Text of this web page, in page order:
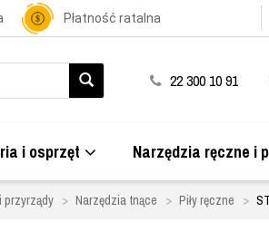
Płatność ratalna
22 300 10 91
i osprzęt Narzędzia ręczne i
przyrządy Narzędzia tnące Piły ręczne